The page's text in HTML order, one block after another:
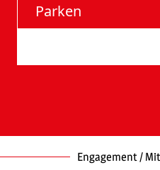
Parken
Engagement /